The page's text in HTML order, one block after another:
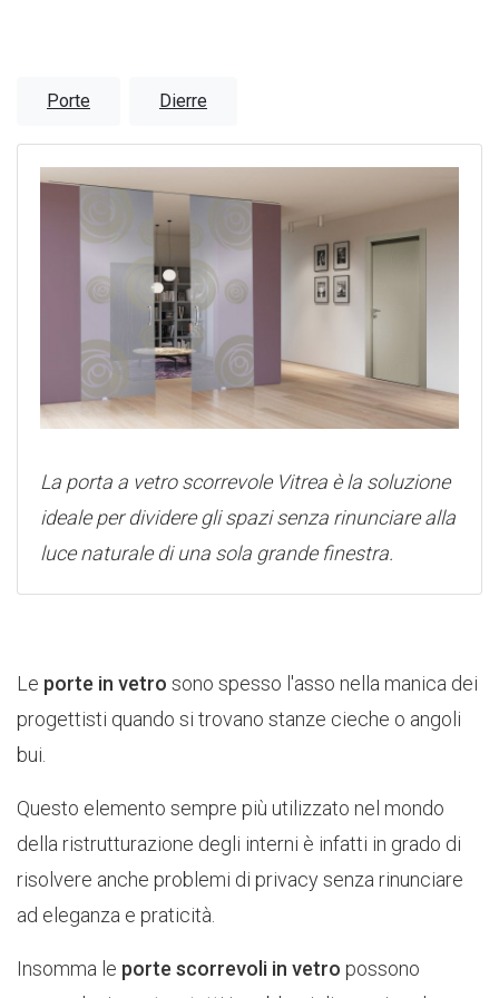
Porte Dierre
La porta a vetro scorrevole Vitrea è la soluzione
ideale per dividere gli spazi senza rinunciare alla
luce naturale di una sola grande finestra.
Le porte in vetro sono spesso l'asso nella manica dei
progettisti quando si trovano stanze cieche o angoli
bui.
Questo elemento sempre più utilizzato nel mondo
della ristrutturazione degli interni è infatti in grado di
risolvere anche problemi di privacy senza rinunciare
ad eleganza e praticità.
Insomma le porte scorrevoli in vetro possono